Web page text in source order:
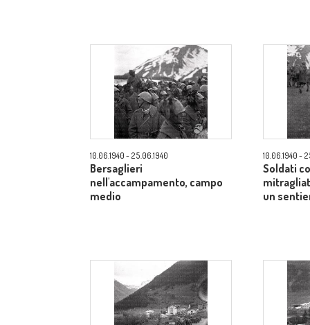
10.06.1940 - 25.06.1940
Bersaglieri
nell'accampamento, campo
medio
10.06.1940 -
Soldati
un